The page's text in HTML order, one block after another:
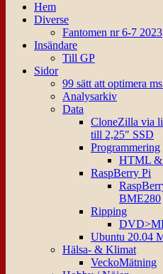
Hem
Diverse
Fantomen nr 6-7 2023
Insändare
Till GP
Sidor
99 sätt att optimera
Analysarkiv
Data
CloneZilla via
till 2,25″ SSD
Programmering
HTML &
RaspBerry Pi
BME280
Ripping
Ubuntu 20.04
Hälsa- & Klimat
VeckoMätning